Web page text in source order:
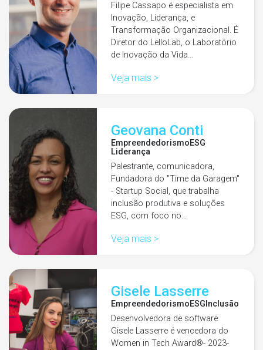
Filipe Cassapo é especialista em
Inovação, Liderança, e
Transformação Organizacional. É
Diretor do LelloLab, o Laboratório
de Inovação da Vida…
Veja mais >
Geovana Conti
EmpreendedorismoESG
Liderança
Palestrante, comunicadora,
Fundadora do "Time da Garagem"
- Startup Social, que trabalha
inclusão produtiva e soluções
ESG, com foco no…
Veja mais >
Gisele Lasserre
EmpreendedorismoESG Inclusão
Desenvolvedora de software
Gisele Lasserre é vencedora do
Women in Tech Award®- 2023-